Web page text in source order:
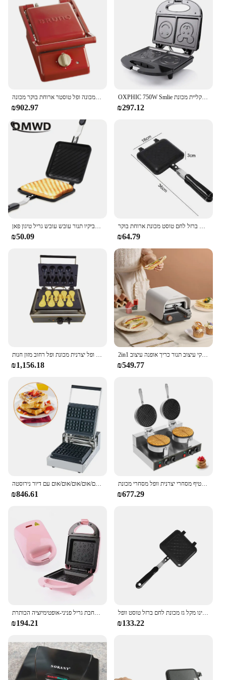
₪902.97
OXPHIC 750W Smlie פנים חמה כריך יצרנית ארוחת בוקר מכונה גריל מכונה טוסטרים ופל קליית מכונת
₪297.12
₪50.09 ₪64.79
אישית מקל ופל יצרנית מכונת ופל רחוב מזון חנות Taiyaki עוגת כריך ביצוע מכונת
₪1,156.18
2in1 יצרנית וופל עם רטרו איטלקי עיצוב תנור כריך אופנה עיצוב wffle 600w חשמלי wafle
₪549.77
אום/אום/אום מותאם אישית מרובעים/אום/אום/אום/אום עם דיור נירוסטה
₪846.61
עוגת ראש וופל כפול ביצוע עוגה עושה מכונת חטיף מסחרי יצרנית וופל מסחרי מכונת
₪677.29
יצרנית כריך לחם מיני מאפין וופל מיני מאפינס ארוחת בוקר מכונת ביצה מחבת גריל פניני-אופטימיזציה הכותרת
₪194.21
גז שאינו מקל גז מכונת לחם ברזל טוסט וופל
₪133.22